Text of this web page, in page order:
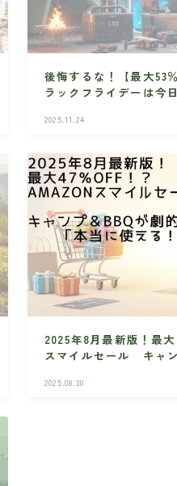
後悔するな！【最大53
ラックフライデーは今
2025.11.24
2025年8月最新版！最
スマイルセール キャ
2025.08.30